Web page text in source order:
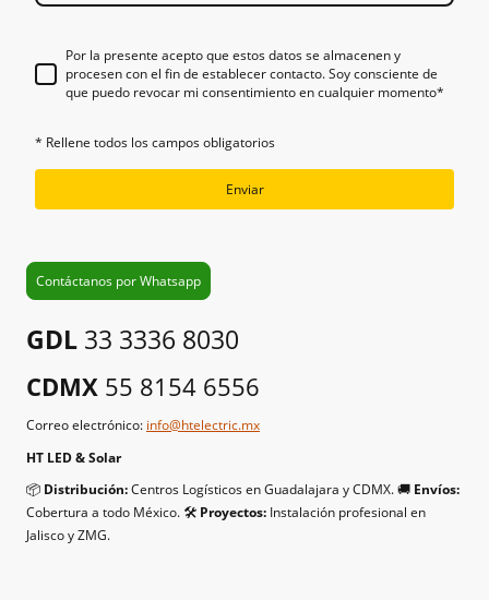
Por la presente acepto que estos datos se almacenen y
procesen con el fin de establecer contacto. Soy consciente de
que puedo revocar mi consentimiento en cualquier momento*
* Rellene todos los campos obligatorios
Enviar
Contáctanos por Whatsapp
GDL 33 3336 8030
CDMX 55 8154 6556
Correo electrónico: info@htelectric.mx
HT LED & Solar
📦 Distribución:Centros Logísticos en Guadalajara y CDMX. 🚚 Envíos:
Cobertura a todo México. 🛠️ Proyectos: Instalación profesional en
Jalisco y ZMG.